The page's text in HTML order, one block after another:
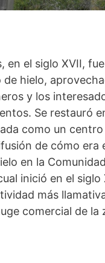
en el siglo XVII,
de hielo,
y los
Se restauró
como un centro
de cómo era
en la Comunidad
inició en el siglo
más
comercial de la